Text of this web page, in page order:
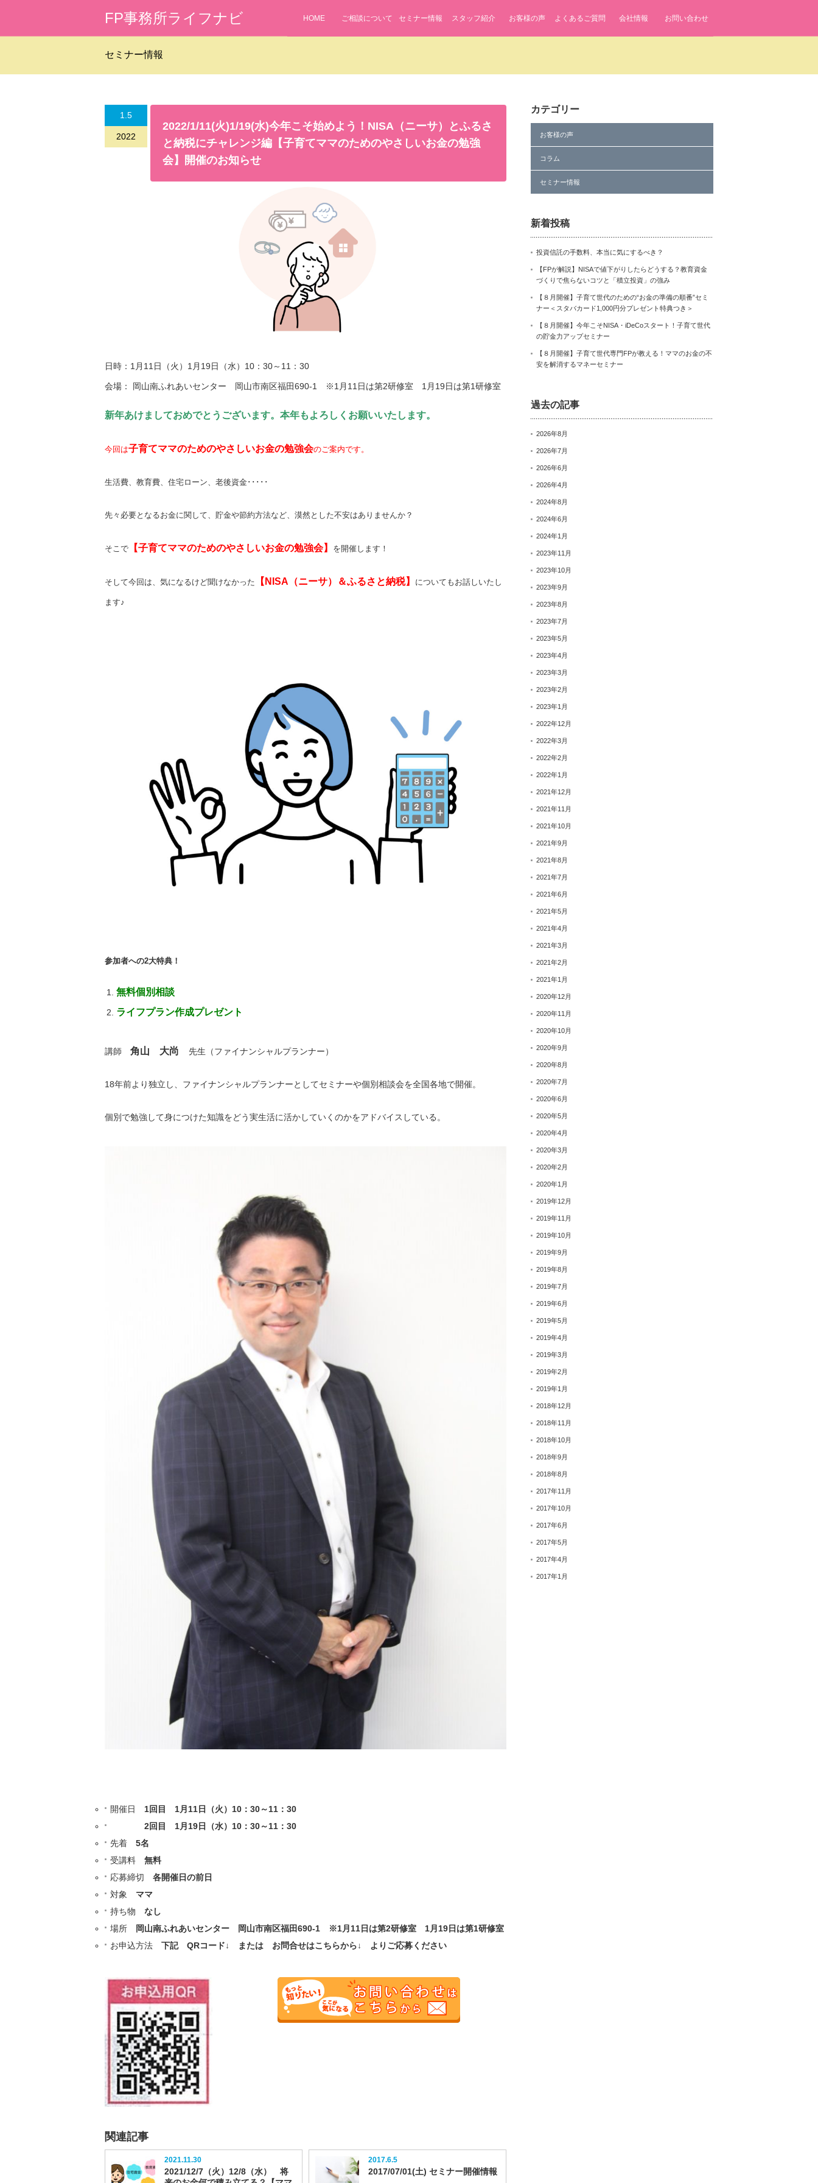
FP事務所ライフナビ HOME ご相談について セミナー情報 スタッフ紹介 お客様の声 よくあるご質問 会社情報 お問い合わせ
セミナー情報
1.5
2022
2022/1/11(火)1/19(水)今年こそ始めよう！NISA（ニーサ）とふるさ
と納税にチャレンジ編【子育てママのためのやさしいお金の勉強
会】開催のお知らせ
日時：1月11日（火）1月19日（水）10：30～11：30
会場： 岡山南ふれあいセンター 岡山市南区福田690-1 ※1月11日は第2研修室 1月19日は第1研修室
新年あけましておめでとうございます。本年もよろしくお願いいたします。
今回は子育てママのためのやさしいお金の勉強会のご案内です。
生活費、教育費、住宅ローン、老後資金･････
先々必要となるお金に関して、貯金や節約方法など、漠然とした不安はありませんか？
そこで 【子育てママのためのやさしいお金の勉強会】 を開催します！
そして今回は、気になるけど聞けなかった 【NISA（ニーサ）＆ふるさと納税】 についてもお話しいたし
ます♪
参加者への2大特典！
無料個別相談
ライフプラン作成プレゼント
講師 角山 大尚 先生（ファイナンシャルプランナー）
18年前より独立し、ファイナンシャルプランナーとしてセミナーや個別相談会を全国各地で開催。
個別で勉強して身につけた知識をどう実生活に活かしていくのかをアドバイスしている。
開催日 1回目 1月11日（火）10：30～11：30
2回目 1月19日（水）10：30～11：30
先着 5名
受講料 無料
応募締切 各開催日の前日
対象 ママ
持ち物 なし
場所 岡山南ふれあいセンター 岡山市南区福田690-1 ※1月11日は第2研修室 1月19日は第1研修室
お申込方法 下記 QRコード↓ または お問合せはこちらから↓ よりご応募ください
関連記事
2021.11.30
2021/12/7（火）12/8（水） 将
2017.6.5
2017/07/01(土) セミナー開催情報
カテゴリー
お客様の声
コラム
セミナー情報
新着投稿
投資信託の手数料、本当に気にするべき？
【FPが解説】NISAで値下がりしたらどうする？教育資金
づくりで焦らないコツと「積立投資」の強み
【８月開催】子育て世代のための“お金の準備の順番”セミ
ナー＜スタバカード1,000円分プレゼント特典つき＞
【８月開催】今年こそNISA・iDeCoスタート！子育て世代
の貯金力アップセミナー
【８月開催】子育て世代専門FPが教える！ママのお金の不
安を解消するマネーセミナー
過去の記事
2026年8月
2026年7月
2026年6月
2026年4月
2024年8月
2024年6月
2024年1月
2023年11月
2023年10月
2023年9月
2023年8月
2023年7月
2023年5月
2023年4月
2023年3月
2023年2月
2023年1月
2022年12月
2022年3月
2022年2月
2022年1月
2021年12月
2021年11月
2021年10月
2021年9月
2021年8月
2021年7月
2021年6月
2021年5月
2021年4月
2021年3月
2021年2月
2021年1月
2020年12月
2020年11月
2020年10月
2020年9月
2020年8月
2020年7月
2020年6月
2020年5月
2020年4月
2020年3月
2020年2月
2020年1月
2019年12月
2019年11月
2019年10月
2019年9月
2019年8月
2019年7月
2019年6月
2019年5月
2019年4月
2019年3月
2019年2月
2019年1月
2018年12月
2018年11月
2018年10月
2018年9月
2018年8月
2017年11月
2017年10月
2017年6月
2017年5月
2017年4月
2017年1月